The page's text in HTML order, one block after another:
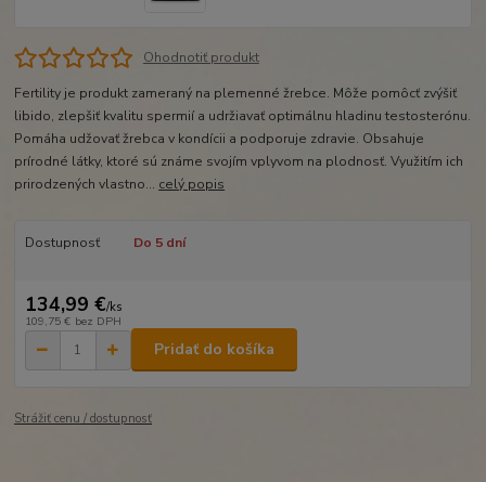
Ohodnotiť produkt
Fertility je produkt zameraný na plemenné žrebce. Môže pomôcť zvýšiť
libido, zlepšiť kvalitu spermií a udržiavať optimálnu hladinu testosterónu.
Pomáha udžovať žrebca v kondícii a podporuje zdravie. Obsahuje
prírodné látky, ktoré sú známe svojím vplyvom na plodnosť. Využitím ich
prirodzených vlastno... celý popis
Dostupnosť Do 5 dní
134,99 €/ks
109,75 € bez DPH
Pridať do košíka
Strážiť cenu / dostupnosť